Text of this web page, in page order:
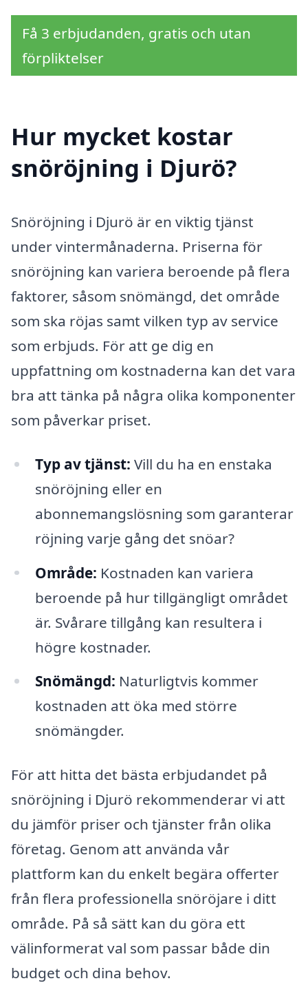
Få 3 erbjudanden, gratis och utan
förpliktelser
Hur mycket kostar
snöröjning i Djurö?
Snöröjning i Djurö är en viktig tjänst
under vintermånaderna. Priserna för
snöröjning kan variera beroende på flera
faktorer, såsom snömängd, det område
som ska röjas samt vilken typ av service
som erbjuds. För att ge dig en
uppfattning om kostnaderna kan det vara
bra att tänka på några olika komponenter
som påverkar priset.
Typ av tjänst: Vill du ha en enstaka
snöröjning eller en
abonnemangslösning som garanterar
röjning varje gång det snöar?
Område: Kostnaden kan variera
beroende på hur tillgängligt området
är. Svårare tillgång kan resultera i
högre kostnader.
Snömängd: Naturligtvis kommer
kostnaden att öka med större
snömängder.
För att hitta det bästa erbjudandet på
snöröjning i Djurö rekommenderar vi att
du jämför priser och tjänster från olika
företag. Genom att använda vår
plattform kan du enkelt begära offerter
från flera professionella snöröjare i ditt
område. På så sätt kan du göra ett
välinformerat val som passar både din
budget och dina behov.